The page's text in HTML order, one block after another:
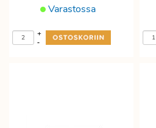
Varastossa
-
+